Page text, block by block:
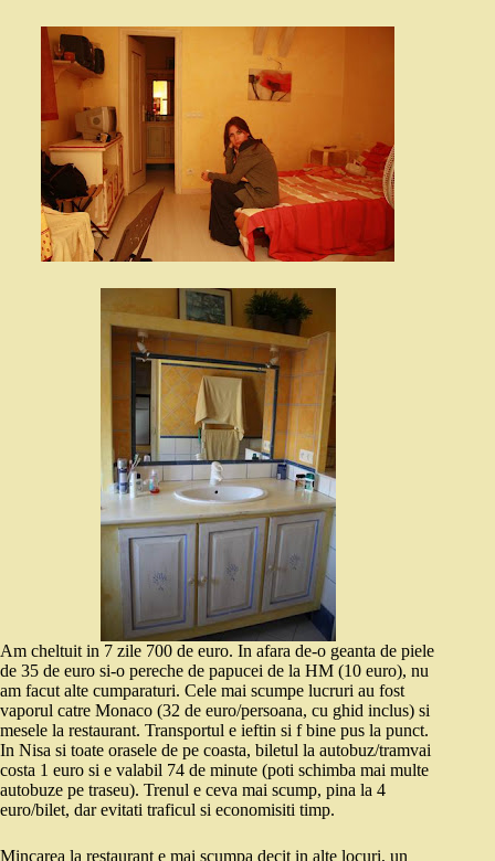
Am cheltuit in 7 zile 700 de euro. In afara de-o geanta de piele
de 35 de euro si-o pereche de papucei de la HM (10 euro), nu
am facut alte cumparaturi. Cele mai scumpe lucruri au fost
vaporul catre Monaco (32 de euro/persoana, cu ghid inclus) si
mesele la restaurant. Transportul e ieftin si f bine pus la punct.
In Nisa si toate orasele de pe coasta, biletul la autobuz/tramvai
costa 1 euro si e valabil 74 de minute (poti schimba mai multe
autobuze pe traseu). Trenul e ceva mai scump, pina la 4
euro/bilet, dar evitati traficul si economisiti timp.
Mincarea la restaurant e mai scumpa decit in alte locuri, un